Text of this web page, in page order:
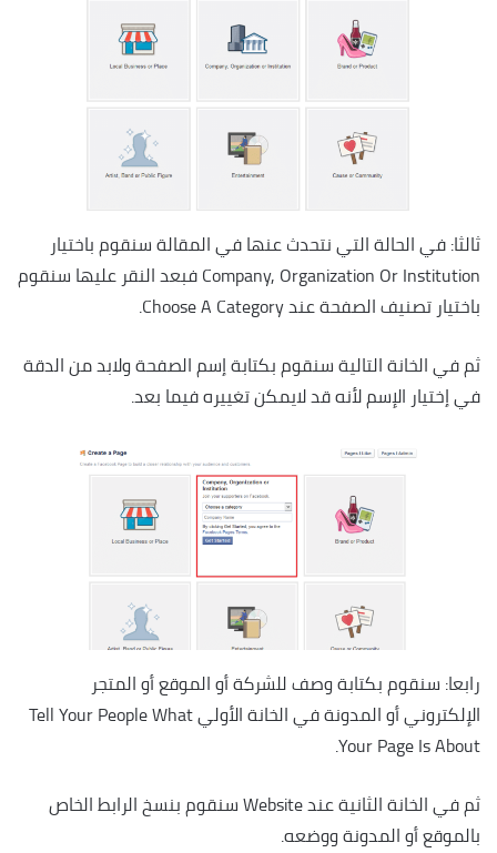
ثالثا: في الحالة التي نتحدث عنها في المقالة سنقوم باختيار
Company, Organization Or Institution فبعد النقر عليها سنقوم
باختيار تصنيف الصفحة عند Choose A Category.
ثم في الخانة التالية سنقوم بكتابة إسم الصفحة ولابد من الدقة
في إختيار الإسم لأنه قد لايمكن تغييره فيما بعد.
رابعا: سنقوم بكتابة وصف للشركة أو الموقع أو المتجر
الإلكتروني أو المدونة في الخانة الأولي Tell Your People What
Your Page Is About.
ثم في الخانة الثانية عند Website سنقوم بنسخ الرابط الخاص
بالموقع أو المدونة ووضعه.